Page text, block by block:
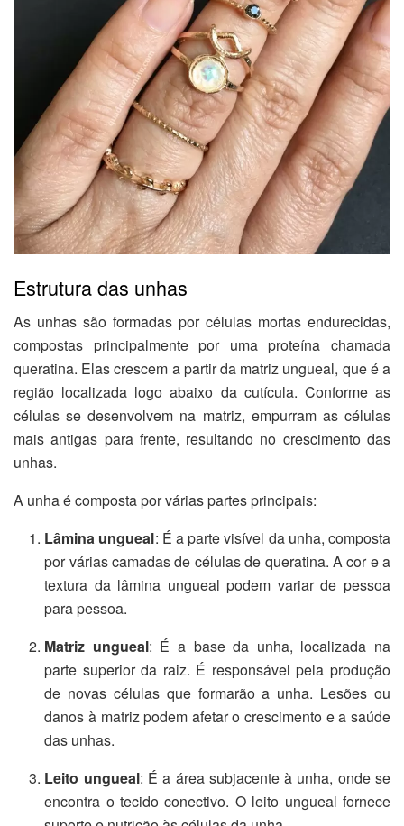
Estrutura das unhas
As unhas são formadas por células mortas endurecidas,
compostas principalmente por uma proteína chamada
queratina. Elas crescem a partir da matriz ungueal, que é a
região localizada logo abaixo da cutícula. Conforme as
células se desenvolvem na matriz, empurram as células
mais antigas para frente, resultando no crescimento das
unhas.
A unha é composta por várias partes principais:
Lâmina ungueal: É a parte visível da unha, composta
por várias camadas de células de queratina. A cor e a
textura da lâmina ungueal podem variar de pessoa
para pessoa.
Matriz ungueal: É a base da unha, localizada na
parte superior da raiz. É responsável pela produção
de novas células que formarão a unha. Lesões ou
danos à matriz podem afetar o crescimento e a saúde
das unhas.
Leito ungueal: É a área subjacente à unha, onde se
encontra o tecido conectivo. O leito ungueal fornece